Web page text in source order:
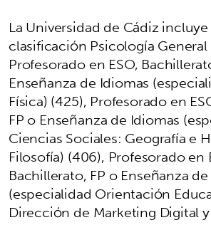
La Universidad de Cádiz
clasificación Psicología
Profesorado en ESO,
Enseñanza de Idiomas
Física) (425), Profesorado en
FP o Enseñanza de Idiomas
Ciencias Sociales: Geografía e
Filosofía) (406), Profesorado en
Bachillerato, FP o Enseñanza
(especialidad Orientación
Dirección de Marketing Digital